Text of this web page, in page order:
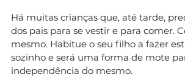
Há muitas crianças que, até tarde,
dos pais para se vestir e para comer.
mesmo. Habitue o seu filho a fazer
sozinho e será uma forma de mote
independência do mesmo.